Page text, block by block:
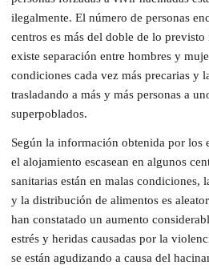
ilegalmente. El número de personas
centros es más del doble de lo
existe separación entre hombres y
condiciones cada vez más precarias y
trasladando a más y más personas a
superpoblados.
Según la información obtenida por los
el alojamiento escasean en algunos
sanitarias están en malas condiciones,
y la distribución de alimentos es
han constatado un aumento
estrés y heridas causadas por la
se están agudizando a causa del